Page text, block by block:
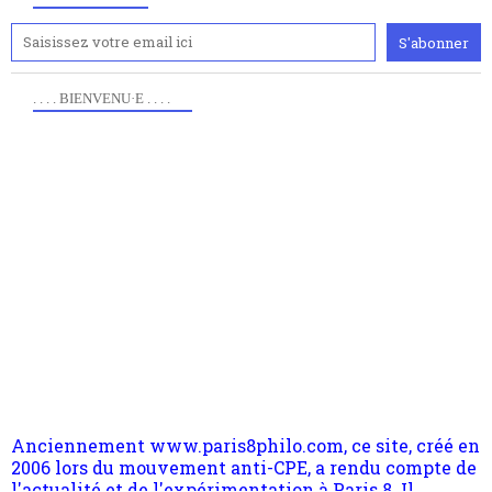
. . . . BIENVENU·E . . . .
l'actualité et de l'expérimentation à Paris 8. Il
s'occupe plus largement de rendre compte d'une